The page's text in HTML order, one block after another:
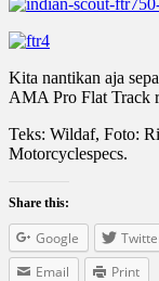
Kita nantikan aja
AMA Pro Flat Track
Teks: Wildaf, Foto:
Motorcyclespecs.
Share this:
Google
Email
Print